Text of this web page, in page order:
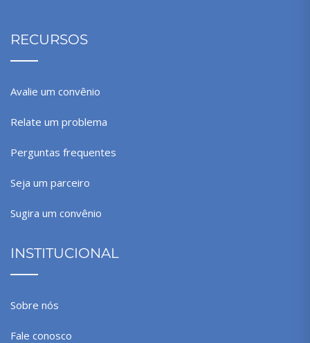
RECURSOS
Avalie um convênio
Relate um problema
Perguntas frequentes
Seja um parceiro
Sugira um convênio
INSTITUCIONAL
Sobre nós
Fale conosco